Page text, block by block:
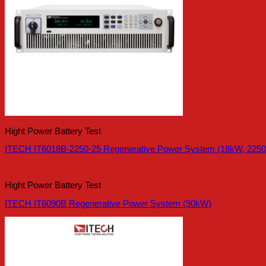
Hight Power Battery Test
ITECH IT6018B-2250-25 Regenerative Power System (18kW,
Hight Power Battery Test
ITECH IT6090B Regenerative Power System (90kW)